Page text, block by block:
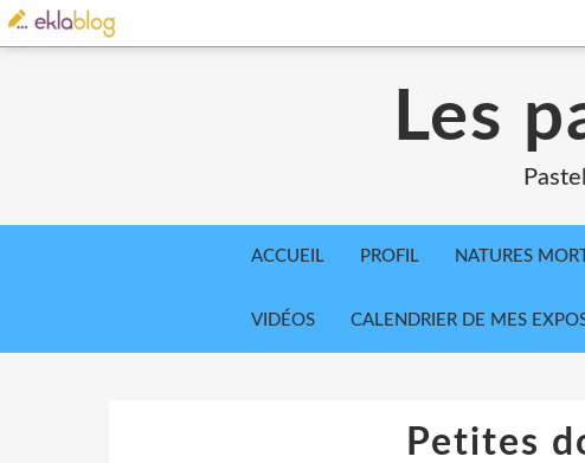
Les
ACCUEIL PROFIL NATURES
VIDÉOS CALENDRIER DE MES
Petites